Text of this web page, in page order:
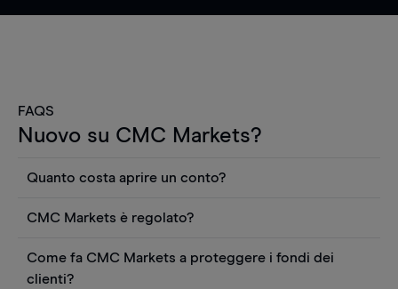
FAQS
Nuovo su CMC Markets?
Quanto costa aprire un conto?
Puoi anche visualizzare gratuitamente i prezzi e
utilizzare strumenti come grafici, notizie Reuters
o rapporti quantitativi sui titoli azionari di
CMC Markets è regolato?
regolamentato dall'Autorità federale tedesca di
Come fa CMC Markets a proteggere i fondi dei
clienti?